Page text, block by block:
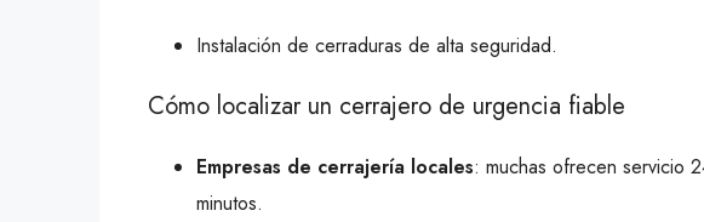
Instalación de cerraduras de alta seguridad.
Cómo localizar un cerrajero de urgencia fiable
Empresas de cerrajería locales: muchas ofrecen servicio
minutos.